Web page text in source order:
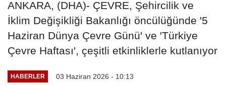
ANKARA, (DHA)- ÇEVRE, Şehircilik ve
İklim Değişikliği Bakanlığı öncülüğünde '5
Haziran Dünya Çevre Günü' ve 'Türkiye
Çevre Haftası', çeşitli etkinliklerle kutlanıyor
HABERLER 03 Haziran 2026 - 10:13